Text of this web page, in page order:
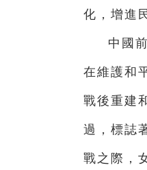
化，增進
中國
在維護和
戰後重建
過，標誌
戰之際，